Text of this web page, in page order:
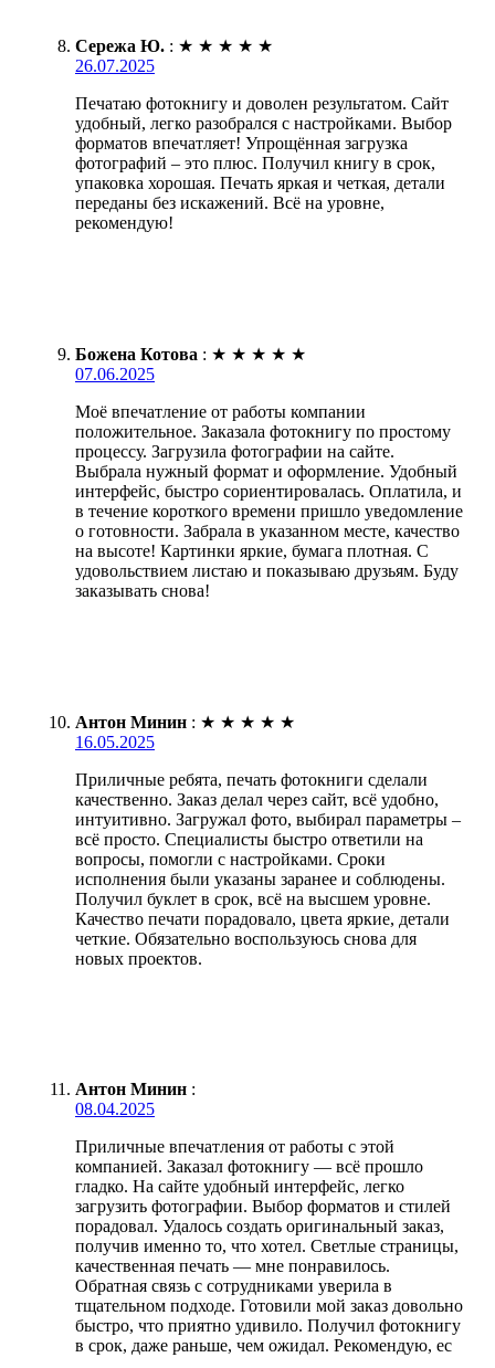
Сережа Ю. : ★ ★ ★ ★ ★
26.07.2025
Печатаю фотокнигу и доволен результатом. Сайт
удобный, легко разобрался с настройками. Выбор
форматов впечатляет! Упрощённая загрузка
фотографий – это плюс. Получил книгу в срок,
упаковка хорошая. Печать яркая и четкая, детали
переданы без искажений. Всё на уровне,
рекомендую!
Божена Котова : ★ ★ ★ ★ ★
07.06.2025
Моё впечатление от работы компании
положительное. Заказала фотокнигу по простому
процессу. Загрузила фотографии на сайте.
Выбрала нужный формат и оформление. Удобный
интерфейс, быстро сориентировалась. Оплатила, и
в течение короткого времени пришло уведомление
о готовности. Забрала в указанном месте, качество
на высоте! Картинки яркие, бумага плотная. С
удовольствием листаю и показываю друзьям. Буду
заказывать снова!
Антон Минин : ★ ★ ★ ★ ★
16.05.2025
Приличные ребята, печать фотокниги сделали
качественно. Заказ делал через сайт, всё удобно,
интуитивно. Загружал фото, выбирал параметры –
всё просто. Специалисты быстро ответили на
вопросы, помогли с настройками. Сроки
исполнения были указаны заранее и соблюдены.
Получил буклет в срок, всё на высшем уровне.
Качество печати порадовало, цвета яркие, детали
четкие. Обязательно воспользуюсь снова для
новых проектов.
Антон Минин :
08.04.2025
Приличные впечатления от работы с этой
компанией. Заказал фотокнигу — всё прошло
гладко. На сайте удобный интерфейс, легко
загрузить фотографии. Выбор форматов и стилей
порадовал. Удалось создать оригинальный заказ,
получив именно то, что хотел. Светлые страницы,
качественная печать — мне понравилось.
Обратная связь с сотрудниками уверила в
тщательном подходе. Готовили мой заказ довольно
быстро, что приятно удивило. Получил фотокнигу
в срок, даже раньше, чем ожидал. Рекомендую, ес